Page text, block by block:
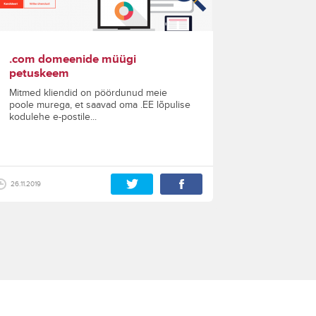
.com domeenide müügi
petuskeem
Mitmed kliendid on pöördunud meie
poole murega, et saavad oma .EE lõpulise
kodulehe e-postile...
26.11.2019